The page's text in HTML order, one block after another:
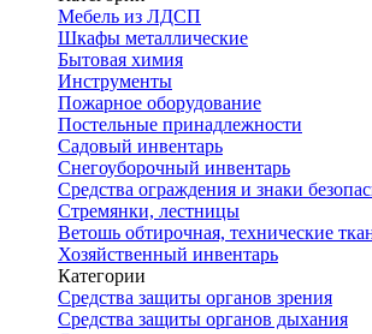
Мебель из ЛДСП
Шкафы металлические
Бытовая химия
Инструменты
Пожарное оборудование
Постельные принадлежности
Садовый инвентарь
Снегоуборочный инвентарь
Средства ограждения и знаки
Стремянки, лестницы
Ветошь обтирочная, технические
Хозяйственный инвентарь
Категории
Средства защиты органов зрения
Средства защиты органов дыхания